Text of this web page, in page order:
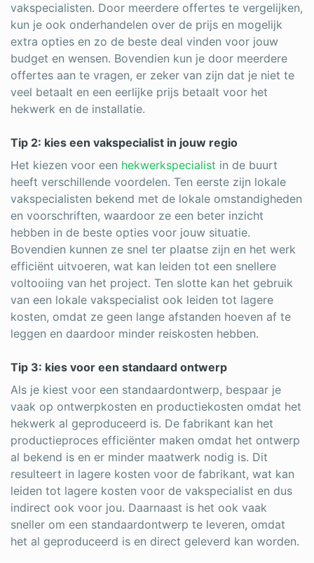
vakspecialisten. Door meerdere offertes te vergelijken,
kun je ook onderhandelen over de prijs en mogelijk
extra opties en zo de beste deal vinden voor jouw
budget en wensen. Bovendien kun je door meerdere
offertes aan te vragen, er zeker van zijn dat je niet te
veel betaalt en een eerlijke prijs betaalt voor het
hekwerk en de installatie.
Tip 2: kies een vakspecialist in jouw regio
Het kiezen voor een hekwerkspecialist in de buurt
heeft verschillende voordelen. Ten eerste zijn lokale
vakspecialisten bekend met de lokale omstandigheden
en voorschriften, waardoor ze een beter inzicht
hebben in de beste opties voor jouw situatie.
Bovendien kunnen ze snel ter plaatse zijn en het werk
efficiënt uitvoeren, wat kan leiden tot een snellere
voltooiing van het project. Ten slotte kan het gebruik
van een lokale vakspecialist ook leiden tot lagere
kosten, omdat ze geen lange afstanden hoeven af te
leggen en daardoor minder reiskosten hebben.
Tip 3: kies voor een standaard ontwerp
Als je kiest voor een standaardontwerp, bespaar je
vaak op ontwerpkosten en productiekosten omdat het
hekwerk al geproduceerd is. De fabrikant kan het
productieproces efficiënter maken omdat het ontwerp
al bekend is en er minder maatwerk nodig is. Dit
resulteert in lagere kosten voor de fabrikant, wat kan
leiden tot lagere kosten voor de vakspecialist en dus
indirect ook voor jou. Daarnaast is het ook vaak
sneller om een standaardontwerp te leveren, omdat
het al geproduceerd is en direct geleverd kan worden.